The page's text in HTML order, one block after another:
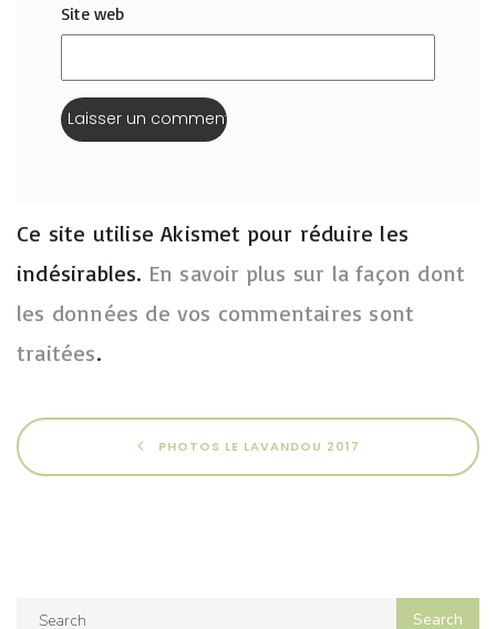
Site web
Ce site utilise Akismet pour réduire les
indésirables. En savoir plus sur la façon dont
les données de vos commentaires sont
traitées.
PHOTOS LE LAVANDOU 2017